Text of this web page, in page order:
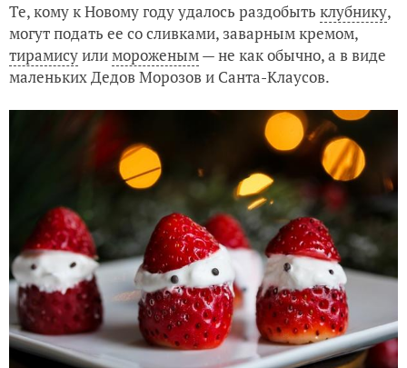
Те, кому к Новому году удалось раздобыть клубнику,
могут подать ее со сливками, заварным кремом,
тирамисуилимороженым— не как обычно, а в виде
маленьких Дедов Морозов и Санта-Клаусов.